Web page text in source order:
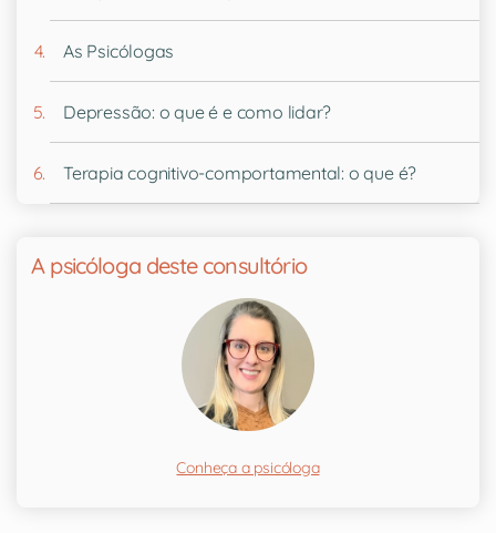
As Psicólogas
Depressão: o que é e como lidar?
Terapia cognitivo-comportamental: o que é?
A psicóloga deste consultório
Conheça a psicóloga